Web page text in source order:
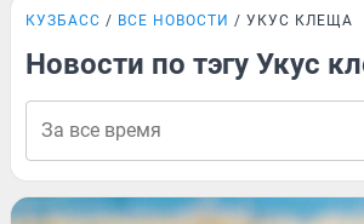
КУЗБАСС ВСЕ НОВОСТИ УКУС КЛЕЩА
Новости по тэгу Укус